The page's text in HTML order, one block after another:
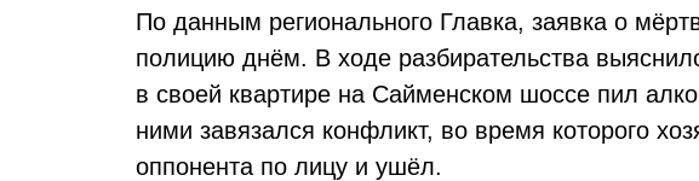
По данным регионального Главка, заявка о
полицию днём. В ходе разбирательства
в своей квартире на Сайменском шоссе пил
ними завязался конфликт, во время которого
оппонента по лицу и ушёл.